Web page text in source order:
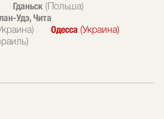
Гданьск (Польша)
Удэ, Чита
Одесса (Украина)